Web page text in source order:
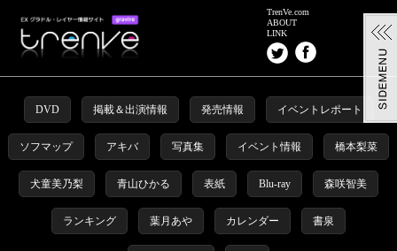
TrenVe.com
ABOUT
LINK
DVD 掲載＆出演情報 発売情報 イベントレポート
ソフマップ アキバ 写真集 イベント情報 橋本梨菜
犬童美乃梨 青山ひかる 表紙 Blu-ray 森咲智美
ランキング 葉月あや カレンダー 書泉